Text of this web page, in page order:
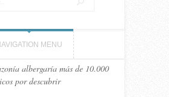
MENU
albergaría más de 10.000
por descubrir